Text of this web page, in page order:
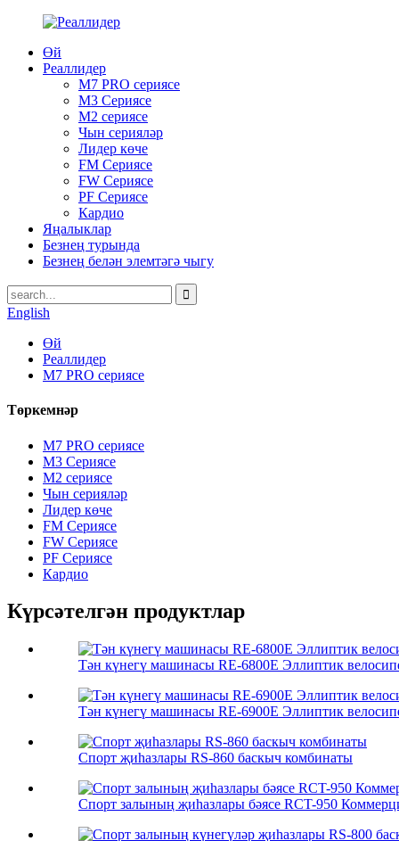
Өй
Реаллидер
M7 PRO сериясе
M3 Сериясе
M2 сериясе
Чын серияләр
Лидер көче
FM Сериясе
FW Сериясе
PF Сериясе
Кардио
Яңалыклар
Безнең турында
Безнең белән элемтәгә чыгу
English
Өй
Реаллидер
M7 PRO сериясе
Төркемнәр
M7 PRO сериясе
M3 Сериясе
M2 сериясе
Чын серияләр
Лидер көче
FM Сериясе
FW Сериясе
PF Сериясе
Кардио
Күрсәтелгән продуктлар
Тән күнегү машинасы RE-6800E Эллиптик
Тән күнегү машинасы RE-6900E Эллиптик
Спорт җиһазлары RS-860 баскыч комбинаты
Спорт залының җиһазлары бәясе RCT-950